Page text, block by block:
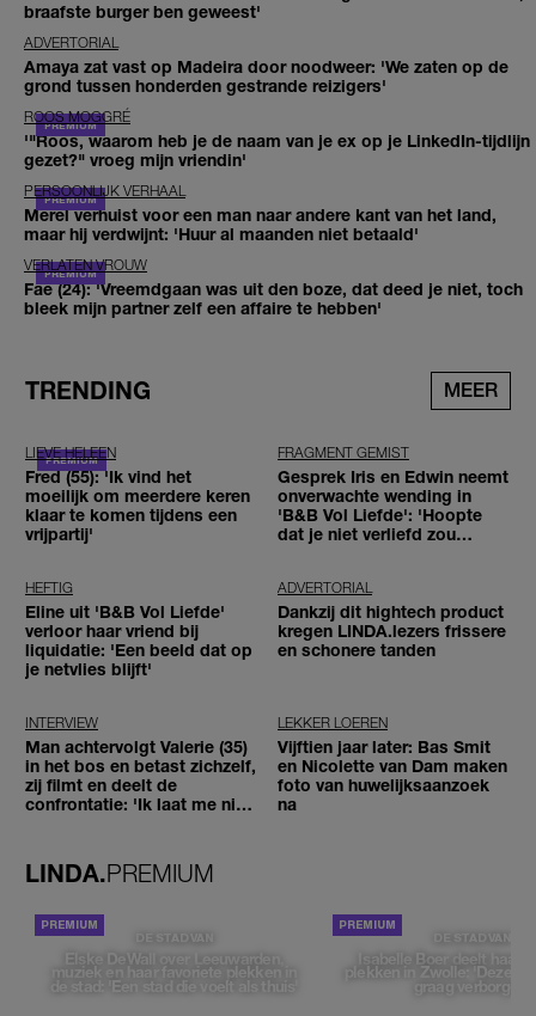
braafste burger ben geweest'
ADVERTORIAL
Amaya zat vast op Madeira door noodweer: 'We zaten op de
grond tussen honderden gestrande reizigers'
ROOS MOGGRÉ
'"Roos, waarom heb je de naam van je ex op je LinkedIn-tijdlijn
gezet?" vroeg mijn vriendin'
PERSOONLIJK VERHAAL
Merel verhuist voor een man naar andere kant van het land,
maar hij verdwijnt: 'Huur al maanden niet betaald'
VERLATEN VROUW
Fae (24): 'Vreemdgaan was uit den boze, dat deed je niet, toch
bleek mijn partner zelf een affaire te hebben'
TRENDING MEER
LIEVE HELEEN
Fred (55): 'Ik vind het
moeilijk om meerdere keren
klaar te komen tijdens een
vrijpartij'
FRAGMENT GEMIST
Gesprek Iris en Edwin neemt
onverwachte wending in
'B&B Vol Liefde': 'Hoopte
dat je niet verliefd zou
HEFTIG
Eline uit 'B&B Vol Liefde'
verloor haar vriend bij
liquidatie: 'Een beeld dat op
je netvlies blijft'
ADVERTORIAL
Dankzij dit hightech product
kregen LINDA.lezers frissere
en schonere tanden
INTERVIEW
Man achtervolgt Valerie (35)
in het bos en betast zichzelf,
zij filmt en deelt de
confrontatie: 'Ik laat me niet
LEKKER LOEREN
Vijftien jaar later: Bas Smit
en Nicolette van Dam maken
foto van huwelijksaanzoek
na
LINDA.PREMIUM
DE STAD VAN
Elske DeWall over Leeuwarden,
muziek en haar favoriete plekken in
de stad: 'Een stad die voelt als thuis'
DE STAD VAN
Isabelle Boer deelt haar
plekken in Zwolle: 'Deze
graag verborgen'